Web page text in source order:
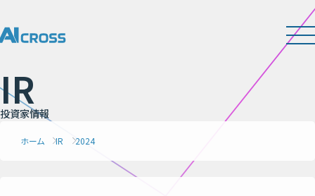
IR
投資家情報
ホーム IR 2024